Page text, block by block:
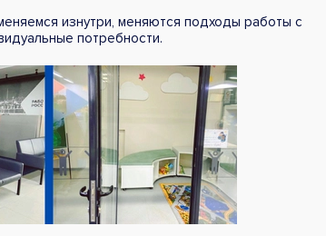
изнутри, меняются подходы работы с
потребности.